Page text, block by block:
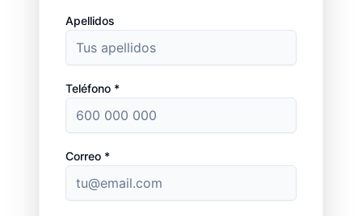
Apellidos
Teléfono *
Correo *